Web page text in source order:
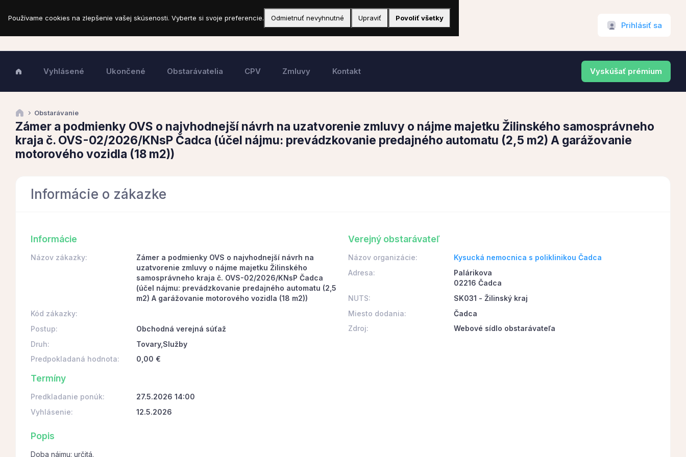
Prihlásiť sa
Vyhlásené Ukončené Obstarávatelia CPV Zmluvy Kontakt Vyskúšať prémium
Obstarávanie
Zámer a podmienky OVS o najvhodnejší návrh na uzatvorenie zmluvy o nájme majetku Žilinského samosprávneho
kraja č. OVS-02/2026/KNsP Čadca (účel nájmu: prevádzkovanie predajného automatu (2,5 m2) A garážovanie
motorového vozidla (18 m2))
Informácie o zákazke
Informácie
Názov zákazky:
Zámer a podmienky OVS o najvhodnejší návrh na
uzatvorenie zmluvy o nájme majetku Žilinského
samosprávneho kraja č. OVS-02/2026/KNsP Čadca
(účel nájmu: prevádzkovanie predajného automatu (2,5
m2) A garážovanie motorového vozidla (18 m2))
Kód zákazky:
Postup:
Obchodná verejná súťaž
Druh:
Tovary,Služby
Predpokladaná hodnota:
0,00 €
Termíny
Predkladanie ponúk:
27.5.2026 14:00
Vyhlásenie:
12.5.2026
Verejný obstarávateľ
Názov organizácie:
Kysucká nemocnica s poliklinikou Čadca
Adresa:
Palárikova
02216 Čadca
NUTS:
SK031 - Žilinský kraj
Miesto dodania:
Čadca
Zdroj:
Webové sídlo obstarávateľa
Popis
Doba nájmu: určitá.
Používame cookies na zlepšenie vašej skúsenosti. Vyberte si svoje preferencie. Odmietnuť nevyhnutné Upraviť Povoliť všetky